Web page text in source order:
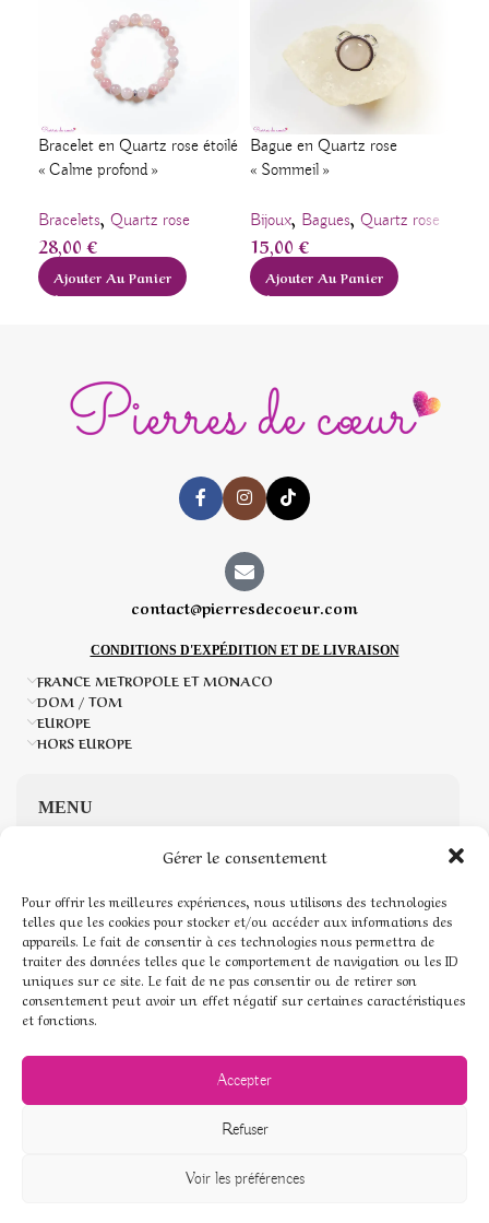
Gérer le consentement
Pour offrir les meilleures expériences, nous utilisons des technologies
telles que les cookies pour stocker et/ou accéder aux informations des
appareils. Le fait de consentir à ces technologies nous permettra de
traiter des données telles que le comportement de navigation ou les ID
uniques sur ce site. Le fait de ne pas consentir ou de retirer son
consentement peut avoir un effet négatif sur certaines caractéristiques
et fonctions.
Accepter
Refuser
Voir les préférences
Bracelet en Quartz rose étoilé
« Calme profond »
Bracelets, Quartz rose
28,00€
Ajouter Au Panier
Bague en Quartz rose
« Sommeil »
Bijoux, Bagues, Quartz rose
15,00€
Ajouter Au Panier
contact@pierresdecoeur.com
CONDITIONS D'EXPÉDITION ET DE LIVRAISON
FRANCE METROPOLE ET MONACO
DOM / TOM
EUROPE
HORS EUROPE
MENU
Boutique de Pierres naturelles
Mon compte
Mentions légales
Conditions générales de vente
Politique de cookies (UE)
© Pierres de coeur - 2026